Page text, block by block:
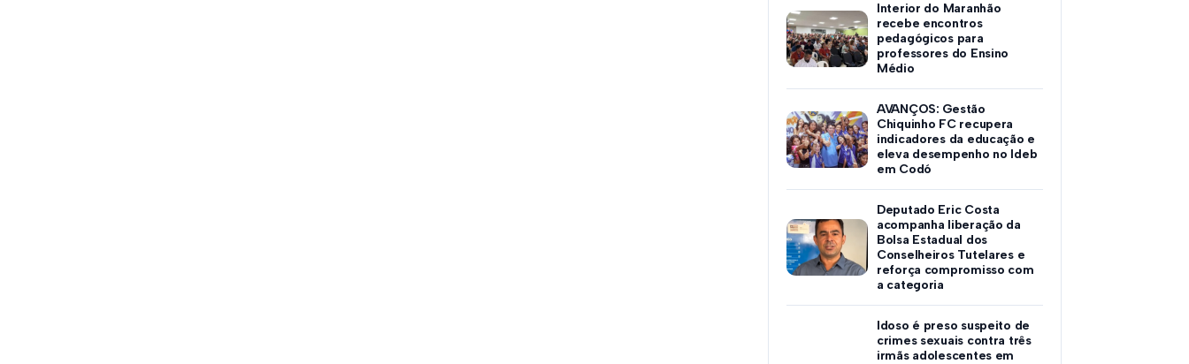
Interior do Maranhão
recebe encontros
pedagógicos para
professores do Ensino
Médio
AVANÇOS: Gestão
Chiquinho FC recupera
indicadores da educação e
eleva desempenho no Ideb
em Codó
Deputado Eric Costa
acompanha liberação da
Bolsa Estadual dos
Conselheiros Tutelares e
reforça compromisso com
a categoria
Idoso é preso suspeito de
crimes sexuais contra três
irmãs adolescentes em